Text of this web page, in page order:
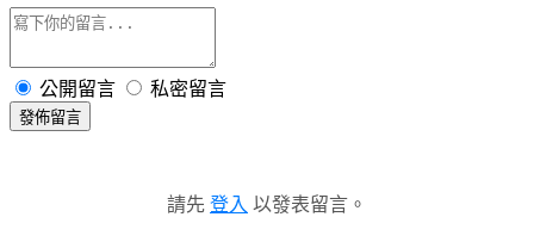
公開留言 私密留言
發佈留言
請先 登入 以發表留言。